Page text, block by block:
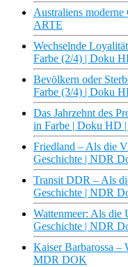
Australiens
ARTE
Wechselnde
Farbe (2/4) | Doku
Bevölkern oder
Farbe (3/4) | Doku
Das Jahrzehnt des
in Farbe | Doku HD
Friedland – Als die
Geschichte | NDR
Transit DDR – Als
Geschichte | NDR
Wattenmeer: Als
Geschichte | NDR
Kaiser Barbarossa –
MDR DOK